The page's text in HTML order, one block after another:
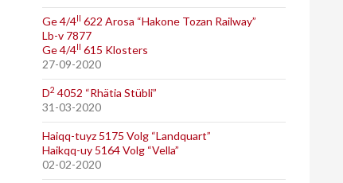
Ge 4/4II 622 Arosa “Hakone Tozan Railway”
Lb-v 7877
Ge 4/4II 615 Klosters
27-09-2020
D2 4052 “Rhätia Stübli”
31-03-2020
Haiqq-tuyz 5175 Volg “Landquart”
Haikqq-uy 5164 Volg “Vella”
02-02-2020